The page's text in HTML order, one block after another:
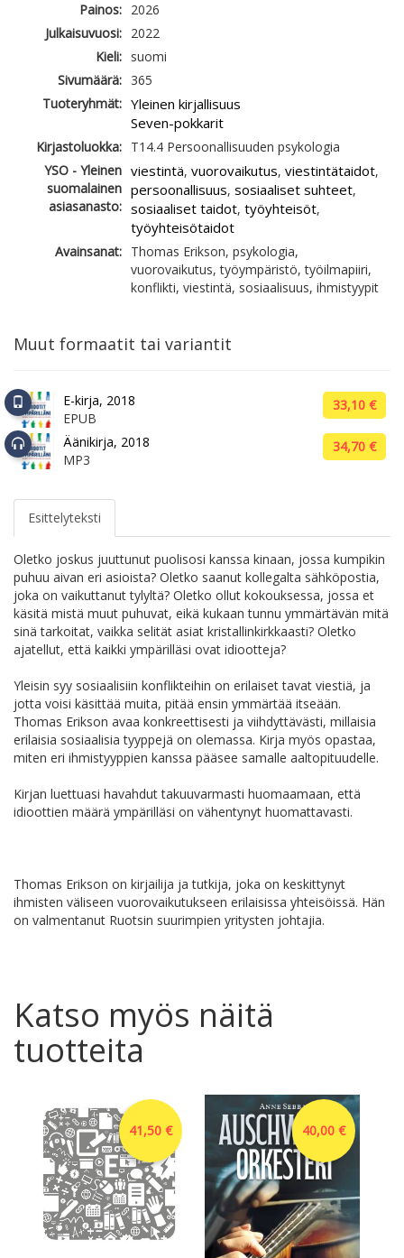
Painos: 2026
Julkaisuvuosi: 2022
Kieli: suomi
Sivumäärä: 365
Tuoteryhmät: Yleinen kirjallisuus
Seven-pokkarit
Kirjastoluokka: T14.4 Persoonallisuuden psykologia
YSO - Yleinen
suomalainen
asiasanasto:
viestintä, vuorovaikutus, viestintätaidot,
persoonallisuus, sosiaaliset suhteet,
sosiaaliset taidot, työyhteisöt,
työyhteisötaidot
Avainsanat: Thomas Erikson, psykologia,
vuorovaikutus, työympäristö, työilmapiiri,
konflikti, viestintä, sosiaalisuus, ihmistyypit
Muut formaatit tai variantit
E-kirja, 2018
EPUB
33,10 €
Äänikirja, 2018
MP3
34,70 €
Esittelyteksti
Oletko joskus juuttunut puolisosi kanssa kinaan, jossa kumpikin
puhuu aivan eri asioista? Oletko saanut kollegalta sähköpostia,
joka on vaikuttanut tylyltä? Oletko ollut kokouksessa, jossa et
käsitä mistä muut puhuvat, eikä kukaan tunnu ymmärtävän mitä
sinä tarkoitat, vaikka selität asiat kristallinkirkkaasti? Oletko
ajatellut, että kaikki ympärilläsi ovat idiootteja?
Yleisin syy sosiaalisiin konflikteihin on erilaiset tavat viestiä, ja
jotta voisi käsittää muita, pitää ensin ymmärtää itseään.
Thomas Erikson avaa konkreettisesti ja viihdyttävästi, millaisia
erilaisia sosiaalisia tyyppejä on olemassa. Kirja myös opastaa,
miten eri ihmistyyppien kanssa pääsee samalle aaltopituudelle.
Kirjan luettuasi havahdut takuuvarmasti huomaamaan, että
idioottien määrä ympärilläsi on vähentynyt huomattavasti.
Thomas Erikson on kirjailija ja tutkija, joka on keskittynyt
ihmisten väliseen vuorovaikutukseen erilaisissa yhteisöissä. Hän
on valmentanut Ruotsin suurimpien yritysten johtajia.
Katso myös näitä
tuotteita
41,50 € 40,00 €